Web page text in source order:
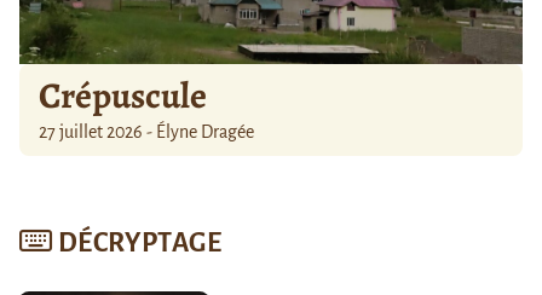
Crépuscule
27 juillet 2026 - Élyne Dragée
DÉCRYPTAGE